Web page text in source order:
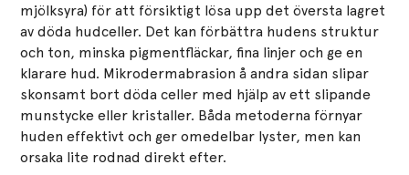
mjölksyra) för att försiktigt lösa upp det översta lagret
av döda hudceller. Det kan förbättra hudens struktur
och ton, minska pigmentfläckar, fina linjer och ge en
klarare hud. Mikrodermabrasion å andra sidan slipar
skonsamt bort döda celler med hjälp av ett slipande
munstycke eller kristaller. Båda metoderna förnyar
huden effektivt och ger omedelbar lyster, men kan
orsaka lite rodnad direkt efter.